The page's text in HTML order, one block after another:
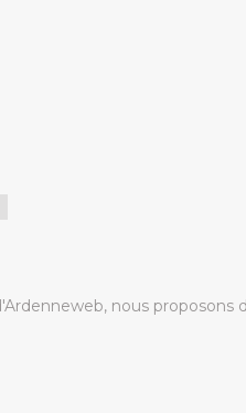
nous